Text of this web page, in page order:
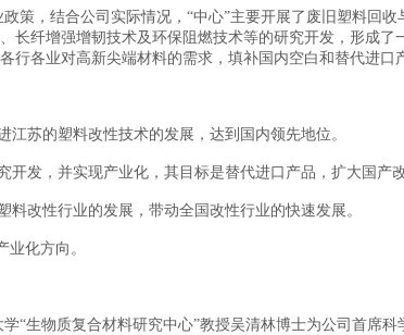
策，结合公司实际情况，“中心”主要开展了废旧塑料回
长纤增强增韧技术及环保阻燃技术等的研究开发，形成
各业对高新尖端材料的需求，填补国内空白和替代进口
江苏的塑料改性技术的发展，达到国内领先地位。
发，并实现产业化，其目标是替代进口产品，扩大国产
改性行业的发展，带动全国改性行业的快速发展。
化方向。
“生物质复合材料研究中心”教授吴清林博士为公司首席